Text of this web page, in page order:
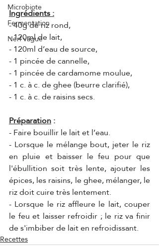
Microbiote
Fermentation
Nerf vague
Ingrédients :
- 40g de riz rond,
- 120ml de lait,
- 120ml d’eau de source,
- 1 pincée de cannelle,
- 1 pincée de cardamome moulue,
- 1 c. à c. de ghee (beurre clarifié),
- 1 c. à c. de raisins secs.
Préparation :
- Faire bouillir le lait et l’eau.
- Lorsque le mélange bout, jeter le riz
en pluie et baisser le feu pour que
l'ébullition soit très lente, ajouter les
épices, les raisins, le ghee, mélanger, le
riz doit cuire très lentement.
- Lorsque le riz affleure le lait, couper
le feu et laisser refroidir ; le riz va finir
de s'imbiber de lait en refroidissant.
Recettes